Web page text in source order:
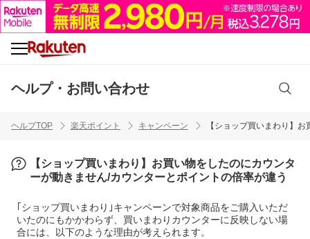
ヘルプ・お問い合わせ
ヘルプTOP 楽天ポイント キャンペーン 【ショップ買いまわり】
【ショップ買いまわり】お買い物をしたのにカウンタ
ーが動きません/カウンターとポイントの倍率が違う
｢ショップ買いまわり｣キャンペーンで対象商品をご購入いただ
いたのにもかかわらず、買いまわりカウンターに反映しない場
合には、以下のような理由が考えられます。